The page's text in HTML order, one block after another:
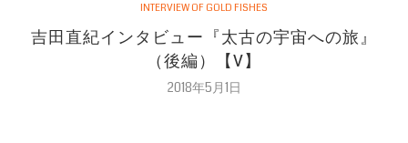
INTERVIEW OF GOLD FISHES
吉田直紀インタビュー『太古の宇宙への旅』
（後編）【V】
2018年5月1日